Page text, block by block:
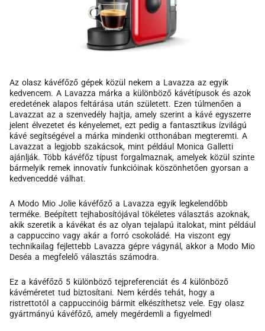
Az olasz kávéfőző gépek közül nekem a Lavazza az egyik
kedvencem. A Lavazza márka a különböző kávétípusok és azok
eredetének alapos feltárása után született. Ezen túlmenően a
Lavazzat az a szenvedély hajtja, amely szerint a kávé egyszerre
jelent élvezetet és kényelemet, ezt pedig a fantasztikus ízvilágú
kávé segítségével a márka mindenki otthonában megteremti. A
Lavazzat a legjobb szakácsok, mint például Monica Galletti
ajánlják. Több kávéfőz típust forgalmaznak, amelyek közül szinte
bármelyik remek innovatív funkcióinak köszönhetően gyorsan a
kedvenceddé válhat.
A Modo Mio Jolie kávéfőző a Lavazza egyik legkelendőbb
terméke. Beépített tejhabosítójával tökéletes választás azoknak,
akik szeretik a kávékat és az olyan tejalapú italokat, mint például
a cappuccino vagy akár a forró csokoládé. Ha viszont egy
technikailag fejlettebb Lavazza gépre vágynál, akkor a Modo Mio
Deséa a megfelelő választás számodra.
Ez a kávéfőző 5 különböző tejpreferenciát és 4 különböző
kávéméretet tud biztosítani. Nem kérdés tehát, hogy a
ristrettotól a cappuccinóig bármit elkészíthetsz vele. Egy olasz
gyártmányú kávéfőző, amely megérdemli a figyelmed!